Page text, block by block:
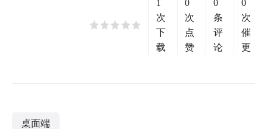
1
次
下
载
0
次
点
赞
0
条
评
论
0
次
催
更
桌面端